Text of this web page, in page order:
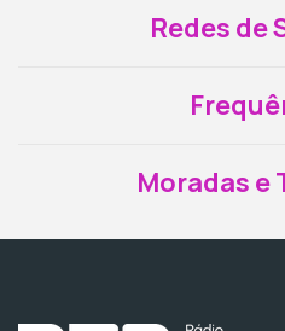
Redes de
Moradas e